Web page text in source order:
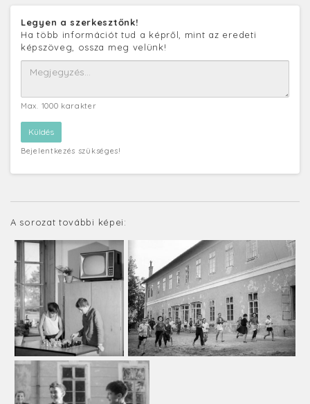
Legyen a szerkesztőnk!
Ha több információt tud a képről, mint az eredeti
képszöveg, ossza meg velünk!
Max. 1000 karakter
Bejelentkezés szükséges!
A sorozat további képei: